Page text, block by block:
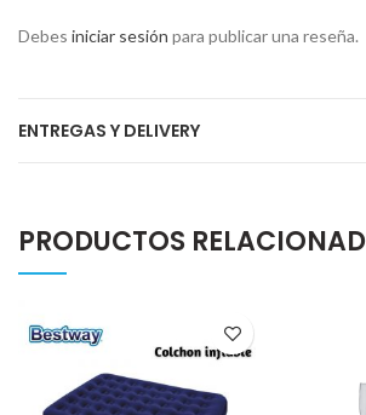
Debes iniciar sesión para publicar una reseña.
ENTREGAS Y DELIVERY
PRODUCTOS